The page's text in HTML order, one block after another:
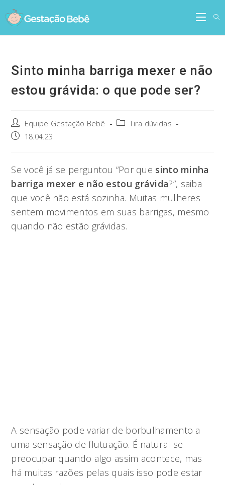
to
content
Sinto minha barriga mexer e não
estou grávida: o que pode ser?
Post
author:
Equipe Gestação Bebê
PostTira dúvidas
Post18.04.23
Se você já se perguntou “Por que sinto minha
barriga mexer e não estou grávida?”, saiba
que você não está sozinha. Muitas mulheres
sentem movimentos em suas barrigas, mesmo
quando não estão grávidas.
A sensação pode variar de borbulhamento a
uma sensação de flutuação. É natural se
preocupar quando algo assim acontece, mas
há muitas razões pelas quais isso pode estar